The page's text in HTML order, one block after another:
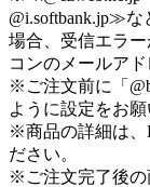
@i.softbank.jp≫
場合、受信エラ
コンのメールア
※ご注文前に「
ように設定をお願
※商品の詳細は、
ださい。
※ご注文完了後の